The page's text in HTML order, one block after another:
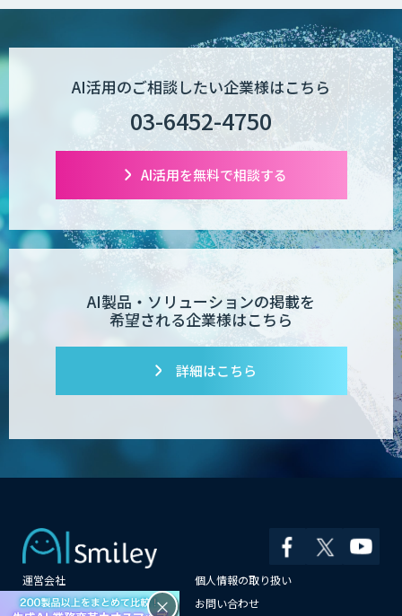
AI活用のご相談したい企業様はこちら
03-6452-4750
AI活用を無料で相談する
AI製品・ソリューションの掲載を
希望される企業様はこちら
詳細はこちら
運営会社
個人情報の取り扱い
よくある質問
お問い合わせ
×